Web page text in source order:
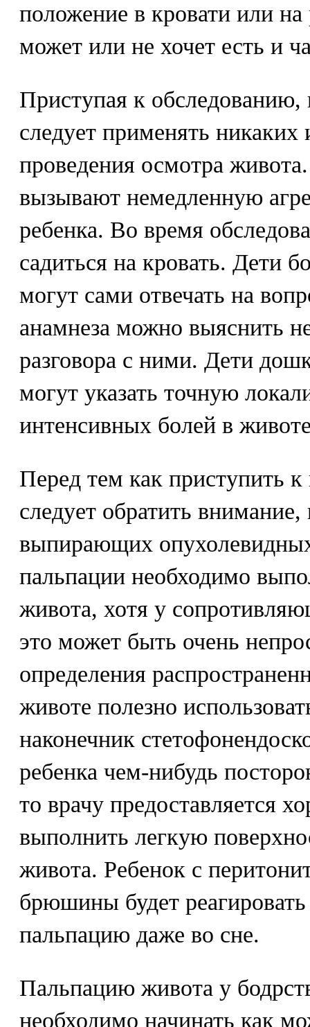
положение в кровати или на
может или не хочет есть и
Приступая к
следует применять
проведения осмотра
вызывают немедленную
ребенка. Во время
садиться на кровать. Дети
могут сами отвечать на
анамнеза можно выяснить
разговора с ними. Дети
могут указать точную
интенсивных болей в
Перед тем как приступить
следует обратить
выпирающих
пальпации необходимо
живота, хотя у
это может быть очень
определения
животе полезно
наконечник
ребенка чем-нибудь
то врачу предоставляется
выполнить легкую
живота. Ребенок с
брюшины будет
пальпацию даже во сне.
Пальпацию живота у
необходимо начинать как